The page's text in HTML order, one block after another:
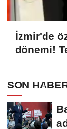
İzmir'de
dönemi!
SON